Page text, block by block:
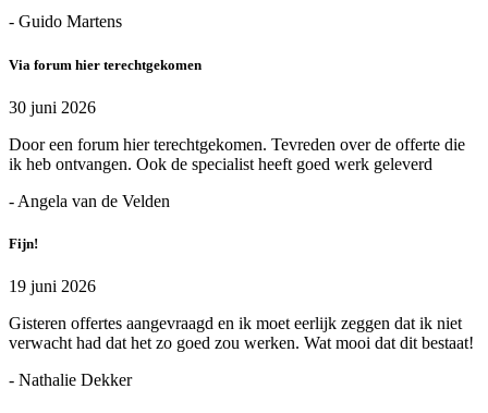
- Guido Martens
Via forum hier terechtgekomen
30 juni 2026
Door een forum hier terechtgekomen. Tevreden over de offerte die
ik heb ontvangen. Ook de specialist heeft goed werk geleverd
- Angela van de Velden
Fijn!
19 juni 2026
Gisteren offertes aangevraagd en ik moet eerlijk zeggen dat ik niet
verwacht had dat het zo goed zou werken. Wat mooi dat dit bestaat!
- Nathalie Dekker